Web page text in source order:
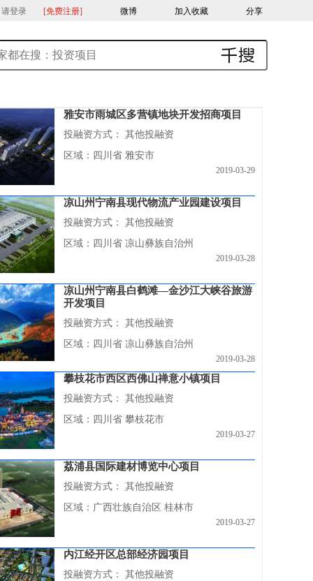
登录 [免费注册] 微博 加入收藏 分享
雅安市雨城区多营镇地块开发招商项目
投融资方式：
其他投融资
区域：四川省 雅安市
2019-03-29
凉山州宁南县现代物流产业园建设项目
投融资方式：
其他投融资
区域：四川省 凉山彝族自治州
2019-03-28
凉山州宁南县白鹤滩—金沙江大峡谷旅游
开发项目
投融资方式：
其他投融资
区域：四川省 凉山彝族自治州
2019-03-28
攀枝花市西区西佛山禅意小镇项目
投融资方式：
其他投融资
区域：四川省 攀枝花市
2019-03-27
荔浦县国际建材博览中心项目
投融资方式：
其他投融资
区域：广西壮族自治区 桂林市
2019-03-27
内江经开区总部经济园项目
投融资方式：
其他投融资